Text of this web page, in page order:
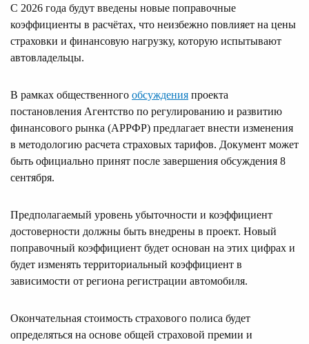
С 2026 года будут введены новые поправочные
коэффициенты в расчётах, что неизбежно повлияет на цены
страховки и финансовую нагрузку, которую испытывают
автовладельцы.
В рамках общественного обсуждения проекта
постановления Агентство по регулированию и развитию
финансового рынка (АРРФР) предлагает внести изменения
в методологию расчета страховых тарифов. Документ может
быть официально принят после завершения обсуждения 8
сентября.
Предполагаемый уровень убыточности и коэффициент
достоверности должны быть внедрены в проект. Новый
поправочный коэффициент будет основан на этих цифрах и
будет изменять территориальный коэффициент в
зависимости от региона регистрации автомобиля.
Окончательная стоимость страхового полиса будет
определяться на основе общей страховой премии и